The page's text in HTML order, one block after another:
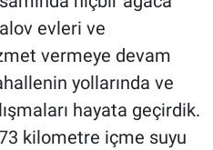
evleri ve
vermeye devam
yollarında ve
hayata geçirdik.
kilometre içme suyu